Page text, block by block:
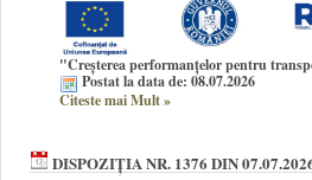
"Creșterea performanțelor pentru
Postat la data de: 08.07.2026
Citeste mai Mult»
DISPOZIȚIA NR. 1376 DIN